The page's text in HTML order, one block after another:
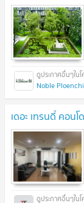
Noble
เดอะ เทรนดี้ คอน